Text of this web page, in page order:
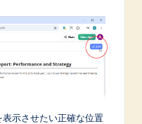
示させたい正確な位置